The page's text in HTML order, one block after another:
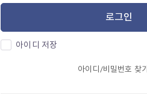
로그인
아이디 저장
아이디/비밀번호 찾기